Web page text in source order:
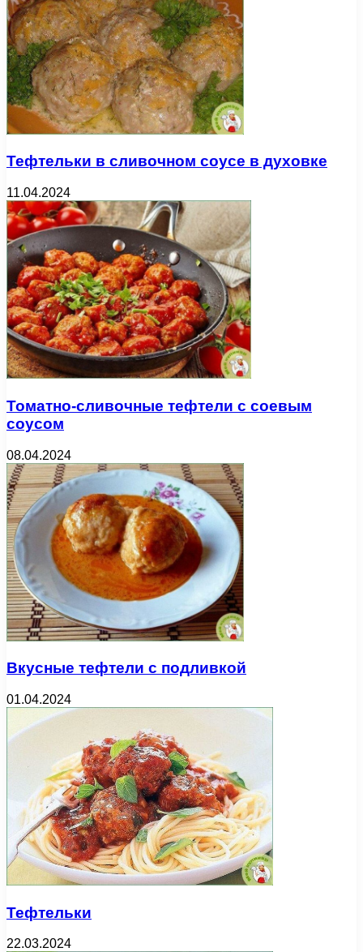
Тефтельки в сливочном соусе в духовке
11.04.2024
Томатно-сливочные тефтели с соевым
соусом
08.04.2024
Вкусные тефтели с подливкой
01.04.2024
Тефтельки
22.03.2024